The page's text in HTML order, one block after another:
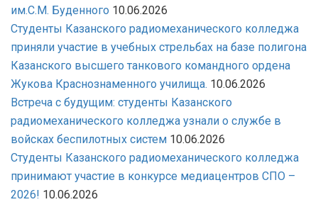
им.С.М. Буденного 10.06.2026
Студенты Казанского радиомеханического колледжа
приняли участие в учебных стрельбах на базе полигона
Казанского высшего танкового командного ордена
Жукова Краснознаменного училища. 10.06.2026
Встреча с будущим: студенты Казанского
радиомеханического колледжа узнали о службе в
войсках беспилотных систем 10.06.2026
Студенты Казанского радиомеханического колледжа
принимают участие в конкурсе медиацентров СПО –
2026! 10.06.2026